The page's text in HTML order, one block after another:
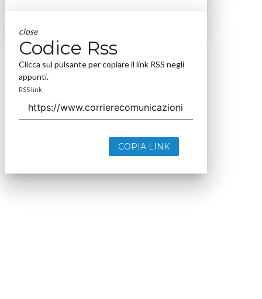
close
Codice Rss
Clicca sul pulsante per copiare il link RSS negli
appunti.
RSS link
COPIA LINK